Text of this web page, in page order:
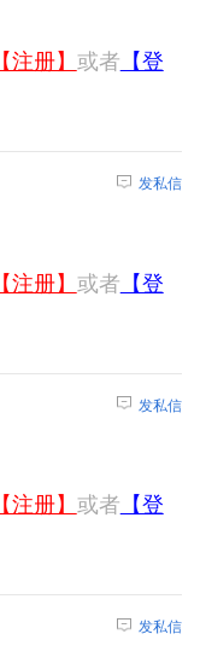
【注册】 或者 【登
发私信
【注册】 或者 【登
发私信
【注册】 或者 【登
发私信